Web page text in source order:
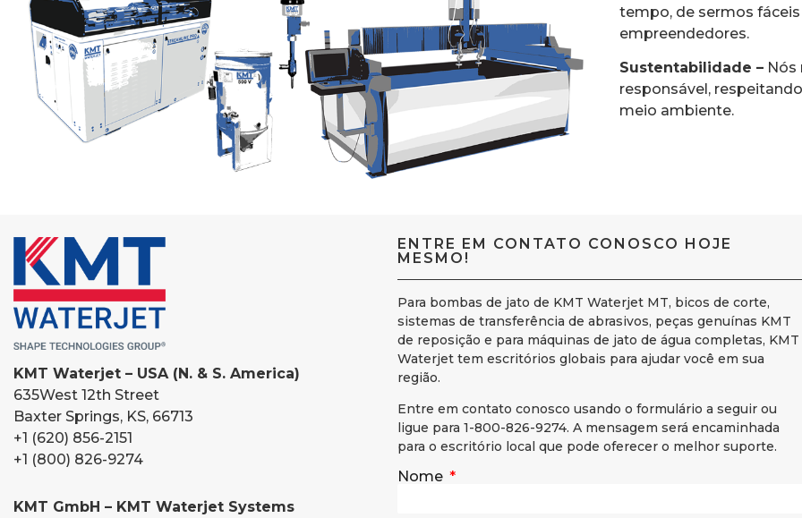
tempo, de sermos
empreendedores.
Sustentabilidade –
responsável,
meio ambiente.
KMT Waterjet – USA (N. & S. America)
635West 12th Street
Baxter Springs, KS, 66713
+1 (620) 856-2151
+1 (800) 826-9274
KMT GmbH – KMT Waterjet Systems
ENTRE EM CONTATO CONOSCO HOJE
MESMO!
Para bombas de jato de KMT Waterjet MT, bicos de corte,
sistemas de transferência de abrasivos, peças genuínas KMT
de reposição e para máquinas de jato de água completas, KMT
Waterjet tem escritórios globais para ajudar você em sua
região.
Entre em contato conosco usando o formulário a seguir ou
ligue para 1-800-826-9274. A mensagem será encaminhada
para o escritório local que pode oferecer o melhor suporte.
Nome